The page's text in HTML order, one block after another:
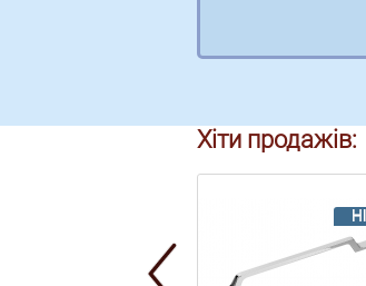
Хіти продажів: